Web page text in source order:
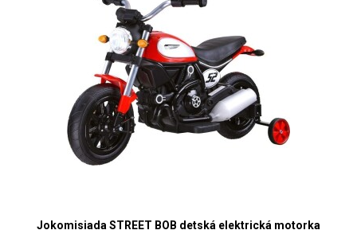
Jokomisiada STREET BOB detská elektrická motorka